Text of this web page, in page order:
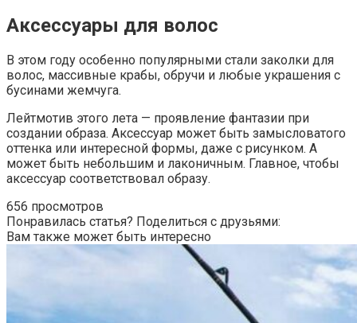
Аксессуары для волос
В этом году особенно популярными стали заколки для
волос, массивные крабы, обручи и любые украшения с
бусинами жемчуга.
Лейтмотив этого лета — проявление фантазии при
создании образа. Аксессуар может быть замысловатого
оттенка или интересной формы, даже с рисунком. А
может быть небольшим и лаконичным. Главное, чтобы
аксессуар соответствовал образу.
656 просмотров
Понравилась статья? Поделиться с друзьями:
Вам также может быть интересно